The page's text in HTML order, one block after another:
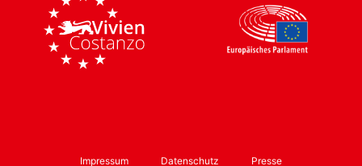
Impressum Datenschutz Presse